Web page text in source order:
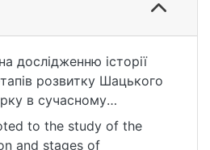
3, № 2. С. 4—9. DOI:
1/13 (дата
дослідженню історії
розвитку Шацького
в сучасному
історичні
на створення парку
to the study of the
and stages of